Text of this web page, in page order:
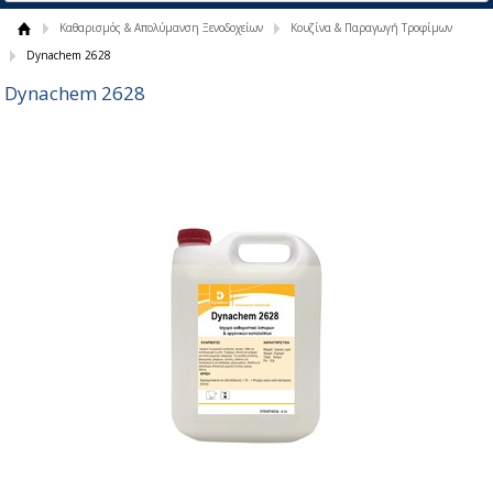
Καθαρισμός & Απολύμανση Ξενοδοχείων
Κουζίνα & Παραγωγή Τροφίμων
Dynachem 2628
Dynachem 2628